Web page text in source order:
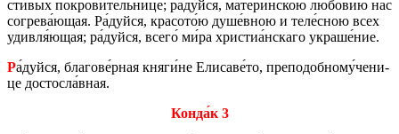
сти́вых по­кро­ви́тель­ни­це; ра́дуйся, ма­те­ри́нскою любо́вию нас
со­гре­ва́ющая. Ра́дуйся, кра­со­то́ю душе́вною и теле́сною всех
удив­ля́ющая; ра́дуйся, всего́ ми́ра хри­стиа́нска­го укра­ше́ние.
Ра́дуйся, бла­го­ве́рная княги́не Ели­са­ве́то, пре­по­доб­но­му́че­ни­
це до­стос­ла́вная.
Конда́к 3